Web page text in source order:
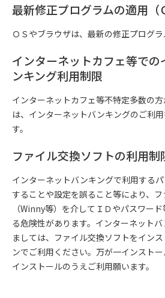
最新修正プログラムの適用（
ＯＳやブラウザは、最新の修正プログラ
インターネットカフェ等で
ンキング利用制限
インターネットカフェ等不特定多数の
は、インターネットバンキングのご利
す。
ファイル交換ソフトの利用制
インターネットバンキングで利用する
することや設定を誤ること等により、
（Winny等）を介してＩＤやパスワー
る危険性があります。インターネット
ましては、ファイル交換ソフトをイン
ンでご利用ください。万が一インスト
インストールのうえご利用願います。